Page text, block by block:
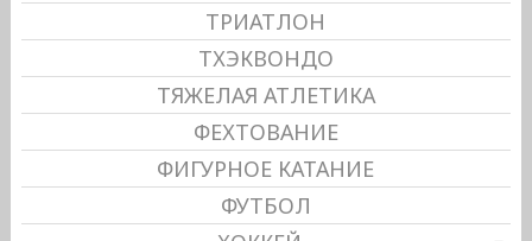
ТРИАТЛОН
ТХЭКВОНДО
ТЯЖЕЛАЯ АТЛЕТИКА
ФЕХТОВАНИЕ
ФИГУРНОЕ КАТАНИЕ
ФУТБОЛ